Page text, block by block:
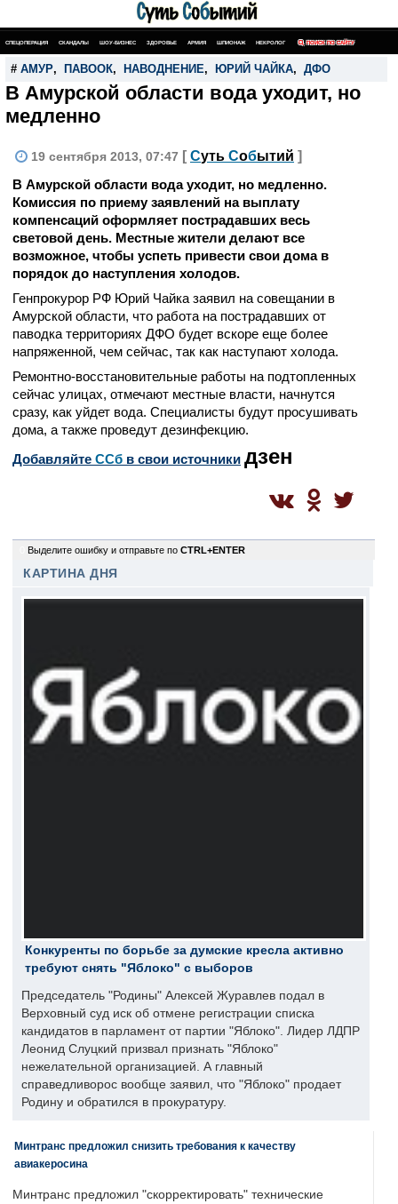
СПЕЦОПЕРАЦИЯ СКАНДАЛЫ ШОУ-БИЗНЕС ЗДОРОВЬЕ АРМИЯ ШПИОНАЖ НЕКРОЛОГ ПОИСК ПО САЙТУ
# АМУР, ПАВООК, НАВОДНЕНИЕ, ЮРИЙ ЧАЙКА, ДФО
В Амурской области вода уходит, но
медленно
19 сентября 2013, 07:47 [ Суть Событий ]
В Амурской области вода уходит, но медленно.
Комиссия по приему заявлений на выплату
компенсаций оформляет пострадавших весь
световой день. Местные жители делают все
возможное, чтобы успеть привести свои дома в
порядок до наступления холодов.
Генпрокурор РФ Юрий Чайка заявил на совещании в
Амурской области, что работа на пострадавших от
паводка территориях ДФО будет вскоре еще более
напряженной, чем сейчас, так как наступают холода.
Ремонтно-восстановительные работы на подтопленных
сейчас улицах, отмечают местные власти, начнутся
сразу, как уйдет вода. Специалисты будут просушивать
дома, а также проведут дезинфекцию.
Добавляйте CСб в свои источники дзен
Выделите ошибку и отправьте по CTRL+ENTER
КАРТИНА ДНЯ
Конкуренты по борьбе за думские кресла активно
требуют снять "Яблоко" с выборов
Председатель "Родины" Алексей Журавлев подал в
Верховный суд иск об отмене регистрации списка
кандидатов в парламент от партии "Яблоко". Лидер ЛДПР
Леонид Слуцкий призвал признать "Яблоко"
нежелательной организацией. А главный
справедливорос вообще заявил, что "Яблоко" продает
Родину и обратился в прокуратуру.
Минтранс предложил снизить требования к качеству
авиакеросина
Минтранс предложил "скорректировать" технические